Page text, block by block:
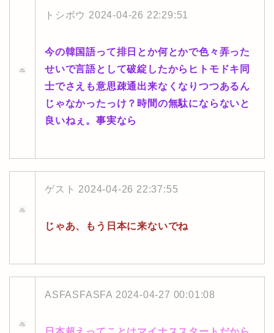
トシボウ 2024-04-26 22:29:51
今の韓国語って排日とか何とかで色々弄った
せいで言語として破綻したからヒトモドキ同
士でさえも意思疎通出来なくなりつつあるん
じゃなかったっけ？時間の無駄にならないと
良いねぇ。事実なら
ゲスト 2024-04-26 22:37:55
じゃあ、もう日本に来ないでね
ASFASFASFA 2024-04-27 00:01:08